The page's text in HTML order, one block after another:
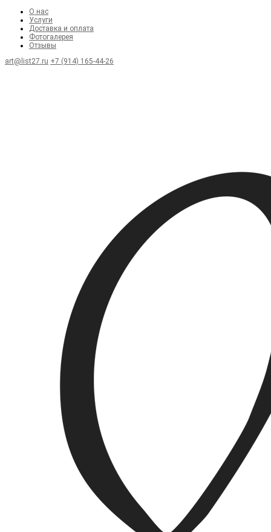
О нас
Услуги
Доставка и оплата
Фотогалерея
Отзывы
art@list27.ru +7 (914) 165-44-26